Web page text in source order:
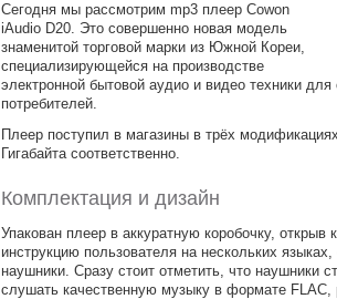
Сегодня мы рассмотрим mp3 плеер Cowon
iAudio D20. Это совершенно новая модель
знаменитой торговой марки из Южной Кореи,
специализирующейся на производстве
электронной бытовой аудио и видео техники для
потребителей.
Плеер поступил в магазины в трёх
Гигабайта соответственно.
Комплектация и дизайн
Упакован плеер в аккуратную коробочку,
инструкцию пользователя на нескольких
наушники. Сразу стоит отметить, что наушники
слушать качественную музыку в формате FLAC,